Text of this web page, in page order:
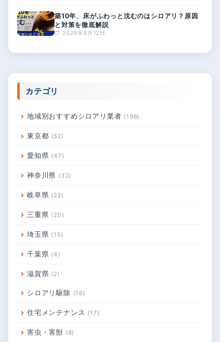
築10年、床がふわっと沈むのはシロアリ？原因
と対策を徹底解説
2025年6月12日
カテゴリ
地域別おすすめシロアリ業者 196
東京都 52
愛知県 47
神奈川県 32
岐阜県 22
三重県 20
埼玉県 15
千葉県 4
滋賀県 2
シロアリ駆除 76
住宅メンテナンス 17
害虫・害獣 8